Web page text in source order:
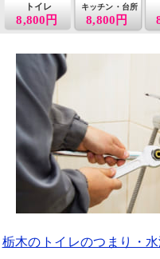
8,800円
トイレ
8,800円
キッチン・台所
栃木のトイレのつまり・